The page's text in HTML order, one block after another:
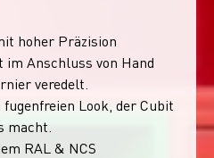
hoher Präzision
Anschluss von Hand
veredelt.
Look, der Cubit
macht.
RAL & NCS